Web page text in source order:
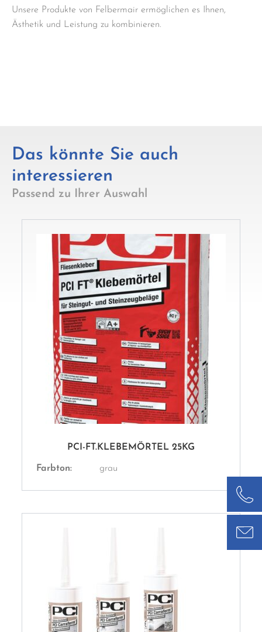
Unsere Produkte von Felbermair ermöglichen es Ihnen,
Ästhetik und Leistung zu kombinieren.
Das könnte Sie auch
interessieren
PCI-FT.KLEBEMÖRTEL 25KG
Farbton: grau